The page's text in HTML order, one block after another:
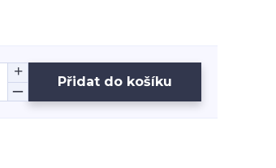
Přidat do košíku